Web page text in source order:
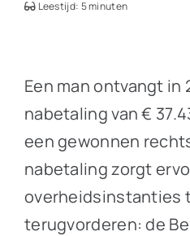
Leestijd: 5 minuten
Een man ontvangt in
nabetaling van €
een gewonnen
nabetaling zorgt
overheidsinstanties
terugvorderen: de